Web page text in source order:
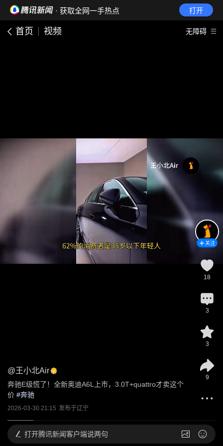
· 获取全网一手热点 打开
首页 视频 无障碍
@王小北Air
奔驰E级慌了！全新奥迪A6L上市，3.0T+quattro才卖这个
价 #奔驰
2026-03-30 21:15 发布于辽宁
关注
18
3
3
9
打开腾讯新闻客户端说两句